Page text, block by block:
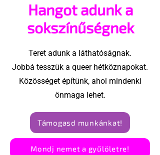
Hangot adunk a
sokszínűségnek
Teret adunk a láthatóságnak.
Jobbá tesszük a queer hétköznapokat.
Közösséget építünk, ahol mindenki
önmaga lehet.
Támogasd munkánkat!
Mondj nemet a gyűlöletre!